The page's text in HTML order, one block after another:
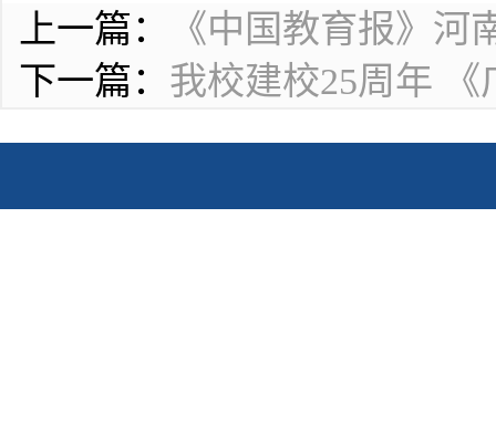
上一篇：
《中国教育报》
下一篇： 我校建校25周年